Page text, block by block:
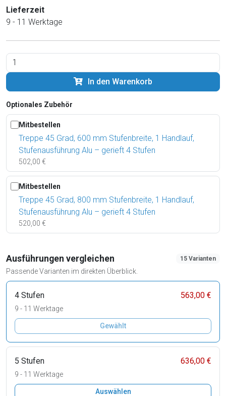
Lieferzeit
9 - 11 Werktage
In den Warenkorb
Optionales Zubehör
Mitbestellen
Treppe 45 Grad, 600 mm Stufenbreite, 1 Handlauf,
Stufenausführung Alu – gerieft 4 Stufen
502,00 €
Mitbestellen
Treppe 45 Grad, 800 mm Stufenbreite, 1 Handlauf,
Stufenausführung Alu – gerieft 4 Stufen
520,00 €
Ausführungen vergleichen
Passende Varianten im direkten Überblick.
15 Varianten
4 Stufen 563,00 €
9 - 11 Werktage
Gewählt
5 Stufen 636,00 €
9 - 11 Werktage
Auswählen